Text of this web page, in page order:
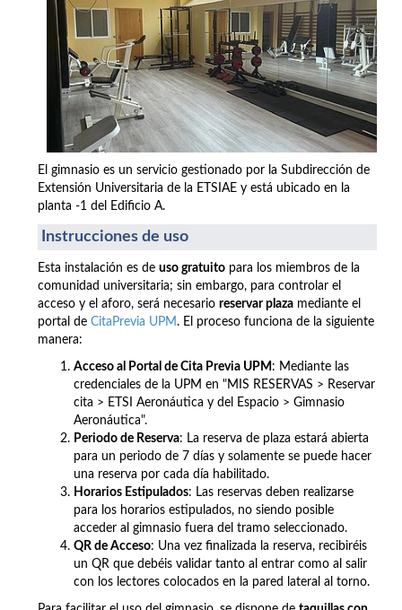
El gimnasio es un servicio gestionado por la Subdirección de
Extensión Universitaria de la ETSIAE y está ubicado en la
planta -1 del Edificio A.
Instrucciones de uso
Esta instalación es de uso gratuito para los miembros de la
comunidad universitaria; sin embargo, para controlar el
acceso y el aforo, será necesario reservar plaza mediante el
portal de CitaPrevia UPM. El proceso funciona de la siguiente
manera:
Acceso al Portal de Cita Previa UPM : Mediante las
credenciales de la UPM en "MIS RESERVAS > Reservar
cita > ETSI Aeronáutica y del Espacio > Gimnasio
Aeronáutica".
Periodo de Reserva: La reserva de plaza estará abierta
para un periodo de 7 días y solamente se puede hacer
una reserva por cada día habilitado.
Horarios Estipulados: Las reservas deben realizarse
para los horarios estipulados, no siendo posible
acceder al gimnasio fuera del tramo seleccionado.
QR de Acceso: Una vez finalizada la reserva, recibiréis
un QR que debéis validar tanto al entrar como al salir
con los lectores colocados en la pared lateral al torno.